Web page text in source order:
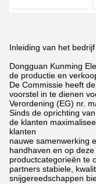
Inleiding van het bedrijf
Dongguan Kunming
de productie en
De Commissie heeft
voorstel in te dienen
Verordening (EG) nr.
Sinds de oprichting
de klanten
klanten
nauwe samenwerking
handhaven en op
productcategorieën te
partners stabiele,
snijgereedschappen